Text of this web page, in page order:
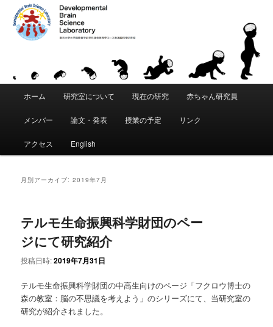
東京大学 大学院教育学研究科 発達脳
科学研究室｜Developmental Brain
Science Laboratory
「発達脳科学」は、東京大学 大学院教育学研究科・身体教育学コースに創設
された教育研究分野です。「こころ」と「からだ」が発達することの根本的
な原理を科学的に追究します。脳・身体・環境の間の動的な相互作用を通じ
て、運動・知覚・認知などがいかにして獲得されるかを研究します。遺伝要
因と環境要因の複雑な関係を分析し、発達と学習における適応性、創造性、
個性の創発メカニズムの理解をめざします。
ュ
メ
イ
ン
コ
テ
ン
ツ
へ
サ
ブ
コ
ン
ン
ツ
へ
移
ホーム 研究室について 現在の研究 赤ちゃん研究員
メンバー 論文・発表 授業の予定 リンク
アクセス English
月別アーカイブ:2019年7月
テルモ生命振興科学財団のペー
ジにて研究紹介
投稿日時:2019年7月31日
テルモ生命振興科学財団の中高生向けのページ「フクロウ博士の
森の教室：脳の不思議を考えよう」のシリーズにて、当研究室の
研究が紹介されました。